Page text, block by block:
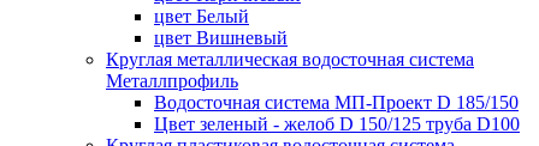
цвет Белый
цвет Вишневый
Круглая металлическая водосточная система
Металлпрофиль
Водосточная система МП-Проект D 185/150
Цвет зеленый - желоб D 150/125 труба D100